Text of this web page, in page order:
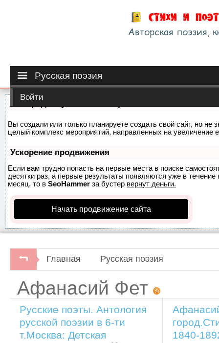
Русская поэзия
Войти
Вы создали или только планируете создать свой сайт, но не
целый комплекс мероприятий, направленных на увеличение
Ускорение продвижения
Если вам трудно попасть на первые места в поиске
десятки раз, а первые результаты появляются уже в
месяц, то в SeoHammer за бустер вернут деньги.
Начать продвижение сайта
Главная Русская поэзия
Афанасий Фет
Русские поэты. Антология
русской поэзии в 6-ти
т.Москва: Детская
1840-